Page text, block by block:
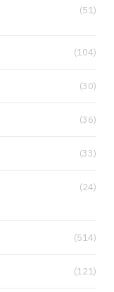
(51)
(104)
(30)
(36)
(33)
(24)
(514)
(121)